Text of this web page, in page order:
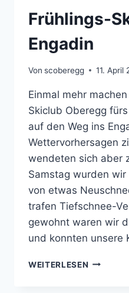
Frühlings-
Engadin
Von scoberegg 11. April
Einmal mehr
Skiclub Oberegg
auf den Weg ins
Wettervorhersagen
wendeten sich aber
Samstag wurden
von etwas
trafen Tiefschnee-
gewohnt waren wir
und konnten unsere
WEITERLESEN